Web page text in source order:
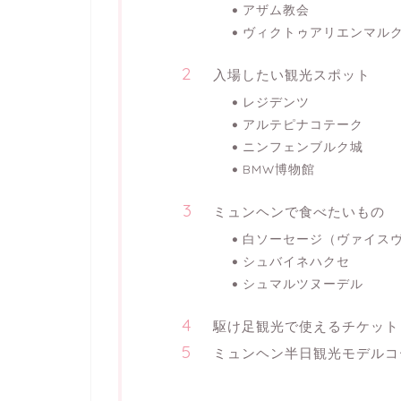
アザム教会
ヴィクトゥアリエンマル
入場したい観光スポット
レジデンツ
アルテピナコテーク
ニンフェンブルク城
BMW博物館
ミュンヘンで食べたいもの
白ソーセージ（ヴァイス
シュバイネハクセ
シュマルツヌーデル
駆け足観光で使えるチケット
ミュンヘン半日観光モデルコ